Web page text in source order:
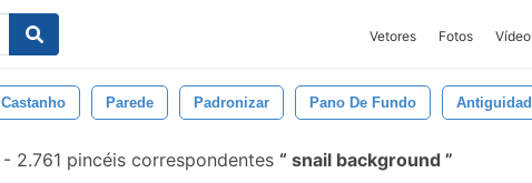
Vetores Fotos Vídeo
Castanho Parede Padronizar Pano De Fundo
- 2.761 pincéis correspondentes snail background